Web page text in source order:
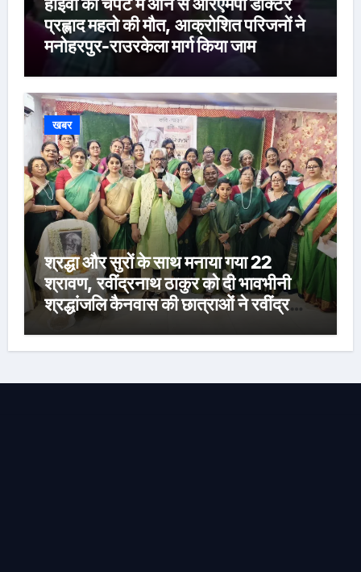
हाईवा की चपेट में आने से आरएमपी डॉक्टर
प्रह्लाद महतो की मौत, आक्रोशित परिजनों ने
मनोहरपुर-राउरकेला मार्ग किया जाम
खबर
श्रद्धा और सुरों के साथ मनाया गया 22
श्रावण, रवींद्रनाथ ठाकुर को दी भावभीनी
श्रद्धांजलि कैनवास की छात्राओं ने रवींद्र
बांधा समां